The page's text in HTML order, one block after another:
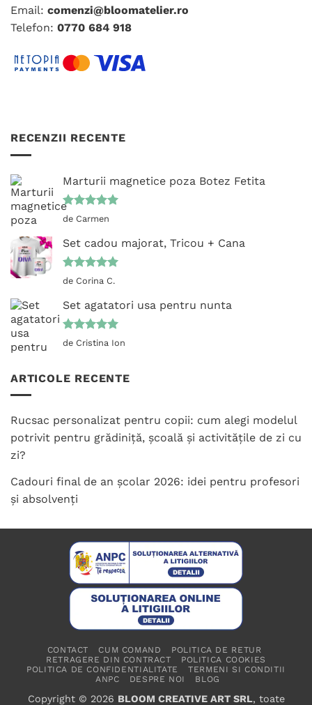
Email: comenzi@bloomatelier.ro
Telefon: 0770 684 918
RECENZII RECENTE
Marturii magnetice poza Botez Fetita
Evaluat la
de Carmen
Set cadou majorat, Tricou + Cana
Evaluat la
de Corina C.
Set agatatori usa pentru nunta
Evaluat la
de Cristina Ion
ARTICOLE RECENTE
Rucsac personalizat pentru copii: cum alegi modelul
potrivit pentru grădiniță, școală și activitățile de zi cu
zi?
Cadouri final de an școlar 2026: idei pentru profesori
și absolvenți
CONTACT CUM COMAND
POLITICA DE RETUR
RETRAGERE DIN CONTRACT
POLITICA COOKIES
POLITICA DE CONFIDENTIALITATE
TERMENI SI CONDITII
ANPC
DESPRE NOI BLOG
Copyright © 2026 BLOOM CREATIVE ART SRL, toate